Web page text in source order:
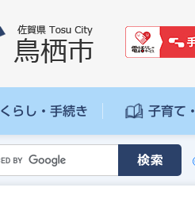
くらし・手続き 子育て